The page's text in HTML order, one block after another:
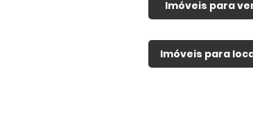
Financiamento
Imóveis para
Imóveis para